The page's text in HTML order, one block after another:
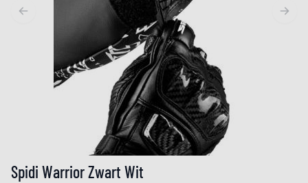
Spidi Warrior Zwart Wit